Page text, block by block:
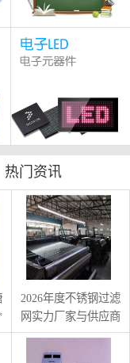
热门资讯
2026年度不锈钢过滤
网实力厂家与供应商
推荐调研报告